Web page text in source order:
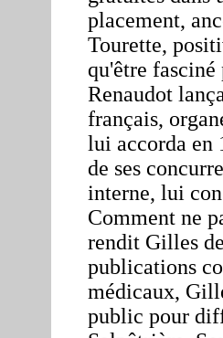
placement,
Tourette,
qu'être fasciné
Renaudot
français,
lui accorda en
de ses
interne, lui
Comment ne
rendit Gilles
publications
médicaux,
public pour